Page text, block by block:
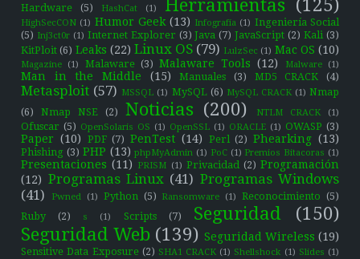
Hardware
(5) HashCat (1) Herramientas (125)
HighSecCON (1) Humor Geek (13) Infografía (1) Ingeniería Social
(5) Inj3ct0r (1) Internet Explorer (3) Java (7) JavaScript (2) Kali (3)
KitPloit (6) Leaks (22) Linux OS (79) LulzSec (1) Mac OS (10)
Magazine (1) Malaware (3) Malaware Tools (12) Malware (1)
Man in the Middle (15) Manuales (3) MD5 CRACK (4)
Metasploit (57) MSSQL (1) MySQL (6) MySQL CRACK (1) Nmap
(6)
Nmap NSE (2) Noticias (200) NTLM CRACK (1)
Ofuscar (5) OpenSolaris OS (1) OpenSSL (1) ORACLE (1) OWASP (3)
Paper (10) PDF (7) PenTest (14) Perl (2) Phearking (13)
Phishing (3) PHP (13) phpMyAdmin (1) PoC (1) Premios Bitacoras (1)
Presentaciones (11) PRISM (1) Privacidad (2) Programación
(12) Programas Linux (41) Programas Windows
(41)
Pwned (1) Python (5) Ransomware (1) Reconocimiento (5)
Ruby
(2) s (1) Scripts (7) Seguridad
(150)
Seguridad Web (139) Seguridad Wireless (19)
Sensitive Data Exposure (2) SHA1 CRACK (1) Shellshock (1) Slides (1)